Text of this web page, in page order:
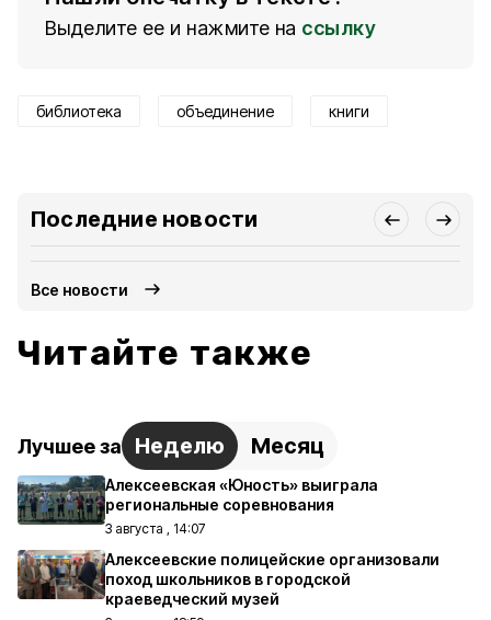
Выделите ее и нажмите на ссылку
библиотека объединение книги
Последние новости
Все новости
Читайте также
Лучшее за Неделю Месяц
Алексеевская «Юность» выиграла
региональные соревнования
3 августа , 14:07
Алексеевские полицейские организовали
поход школьников в городской
краеведческий музей